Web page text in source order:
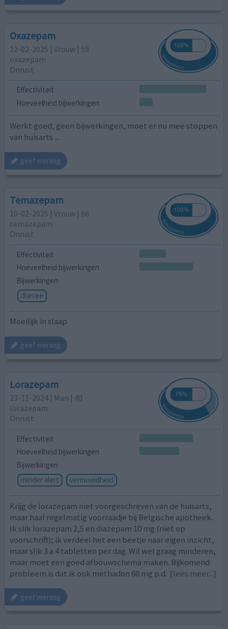
Oxazepam
12-02-2025 | Vrouw | 58
oxazepam
Onrust
Effectiviteit
Hoeveelheid bijwerkingen
Werkt goed, geen bijwerkingen, moet er nu mee stoppen
van huisarts ...
geef mening
Temazepam
10-02-2025 | Vrouw | 66
temazepam
Onrust
Effectiviteit
Hoeveelheid bijwerkingen
Bijwerkingen
diarree
Moeilijk in slaap
geef mening
Lorazepam
23-11-2024 | Man | 40
lorazepam
Onrust
Effectiviteit
Hoeveelheid bijwerkingen
Bijwerkingen
minder alert
vermoeidheid
Krijg de lorazepam niet voorgeschreven van de huisarts,
maar haal regelmatig voorraadje bij Belgische apotheek.
Ik slik lorazepam 2,5 en diazepam 10 mg (niet op
voorschrift); ik verdeel het een beetje naar eigen inzicht,
maar slik 3 a 4 tabletten per dag. Wil wel graag minderen,
maar moet een goed afbouwschema maken. Bijkomend
probleem is dat ik ook methadon 60 mg p.d. [lees meer...]
geef mening